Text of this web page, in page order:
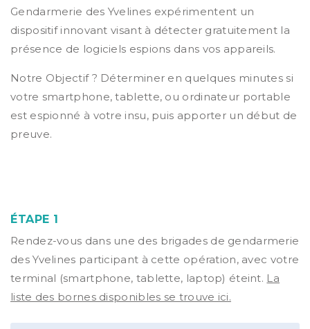
Gendarmerie des Yvelines expérimentent un
dispositif innovant visant à détecter gratuitement la
présence de logiciels espions dans vos appareils.
Notre Objectif ? Déterminer en quelques minutes si
votre smartphone, tablette, ou ordinateur portable
est espionné à votre insu, puis apporter un début de
preuve.
ÉTAPE 1
Rendez-vous dans une des brigades de gendarmerie
des Yvelines participant à cette opération, avec votre
terminal (smartphone, tablette, laptop) éteint. La
liste des bornes disponibles se trouve ici.